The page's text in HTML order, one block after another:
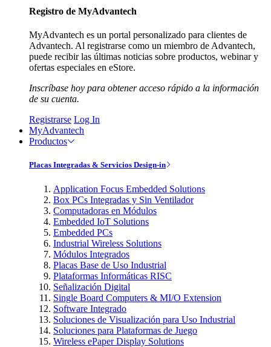
Registro de MyAdvantech
MyAdvantech es un portal personalizado para clientes de
Advantech. Al registrarse como un miembro de Advantech,
puede recibir las últimas noticias sobre productos, webinar y
ofertas especiales en eStore.
Inscríbase hoy para obtener acceso rápido a la información
de su cuenta.
Registrarse Log In
MyAdvantech
Productos
Placas Integradas & Servicios Design-in
Application Focus Embedded Solutions
Box PCs Integradas y Sin Ventilador
Computadoras en Módulos
Embedded IoT Solutions
Embedded PCs
Industrial Wireless Solutions
Módulos Integrados
Placas Base de Uso Industrial
Plataformas Informáticas RISC
Señalización Digital
Single Board Computers & MI/O Extension
Software Integrado
Soluciones de Visualización para Uso Industrial
Soluciones para Plataformas de Juego
Wireless ePaper Display Solutions